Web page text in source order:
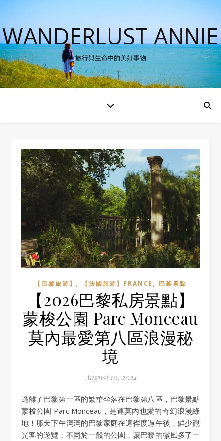
WANDERLUST ANNIE
旅行與生命中的美好事物
【巴黎旅遊】 , 【法國旅遊】FRANCE , 巴黎景點
【2026巴黎私房景點】
蒙梭公園 Parc Monceau
莫內最愛第八區浪漫秘
境
August 10, 2024
逃離了巴黎第一區的繁華坐落在巴黎第八區，巴黎景點
蒙梭公園 Parc Monceau，是連莫內也愛的奇幻浪漫綠
地！那天下午滿滿的巴黎家庭在這裡度過午後，鮮少觀
光客的遊覽，不同於一般的公園，讓巴黎的微風多了一